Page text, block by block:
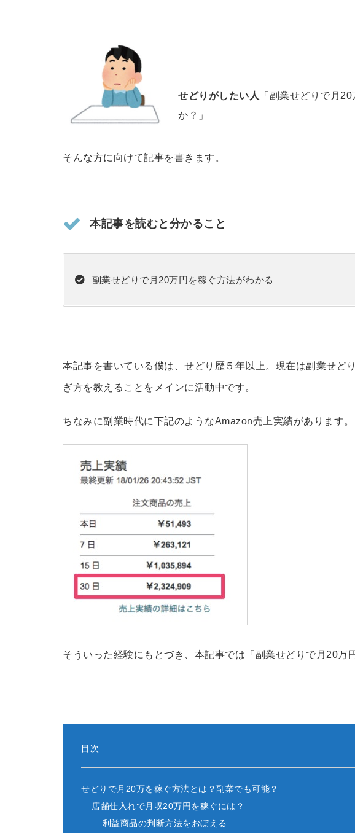
せどりがしたい人
「副業せどりで月
か？」
そんな方に向けて記事を書きます。
本記事を読むと分かること
副業せどりで月20万円を稼ぐ方法がわかる
本記事を書いている僕は、せどり歴５年以上。現在は副業せど
ぎ方を教えることをメインに活動中です。
ちなみに副業時代に下記のようなAmazon売上実績があります。
そういった経験にもとづき、本記事では「副業せどりで月20万
目次
せどりで月20万を稼ぐ方法とは？副業でも可能？
店舗仕入れで月収20万円を稼ぐには？
利益商品の判断方法をおぼえる